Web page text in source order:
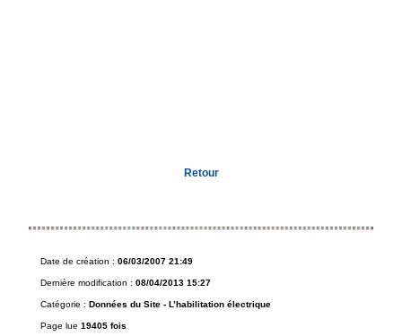
Retour
Date de création : 06/03/2007 21:49
Dernière modification : 08/04/2013 15:27
Catégorie : Données du Site - L’habilitation électrique
Page lue 19405 fois